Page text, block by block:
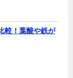
較！葉酸や鉄が